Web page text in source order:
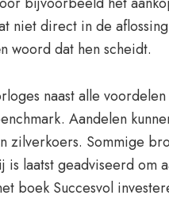
niet direct in de
woord dat hen scheidt.
naast alle
Aandelen
Sommige
laatst geadviseerd om
Succesvol